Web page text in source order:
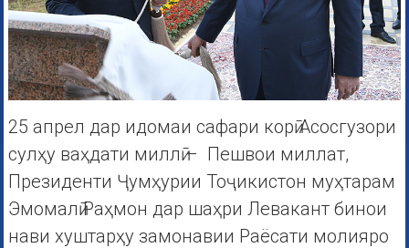
25 апрел дар идомаи сафари корӣ Асосгузори
сулҳу ваҳдати миллӣ – Пешвои миллат,
Президенти Ҷумҳурии Тоҷикистон муҳтарам
Эмомалӣ Раҳмон дар шаҳри Левакант бинои
нави хуштарҳу замонавии Раёсати молияро